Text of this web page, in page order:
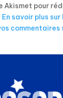
Akismet pour
En savoir plus